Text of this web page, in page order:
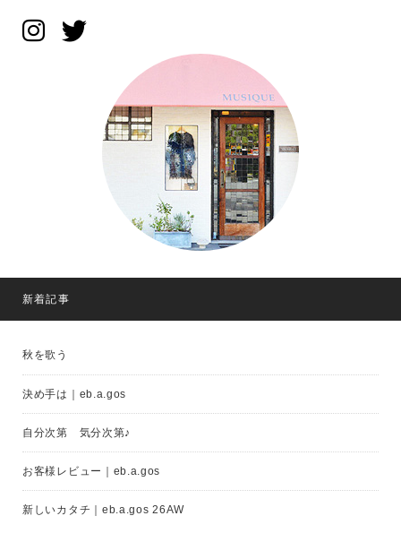
新着記事
秋を歌う
決め手は｜eb.a.gos
自分次第 気分次第♪
お客様レビュー｜eb.a.gos
新しいカタチ｜eb.a.gos 26AW